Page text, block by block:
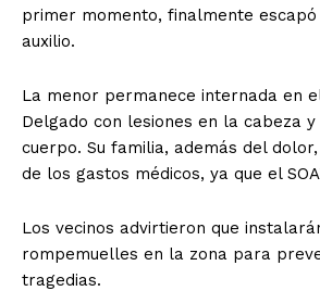
primer momento, finalmente
auxilio.
La menor permanece internada en
Delgado con lesiones en la cabeza
cuerpo. Su familia, además del
de los gastos médicos, ya que el
Los vecinos advirtieron que
rompemuelles en la zona para
tragedias.